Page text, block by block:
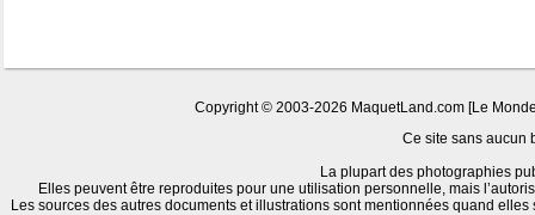
Copyright © 2003-2026 MaquetLand.com [Le
Ce site sans aucun
La plupart des photographies
Elles peuvent être reproduites pour une utilisation personnelle, mais
Les sources des autres documents et illustrations sont mentionnées quand